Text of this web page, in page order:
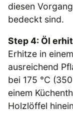
diesen
bedeckt sind.
Step 4: Öl
Erhitze in
ausreichend
bei 175 °C
einem
Holzlöffel